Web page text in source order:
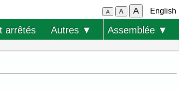
A A A English
arrêtés Autres ▼ Assemblée ▼